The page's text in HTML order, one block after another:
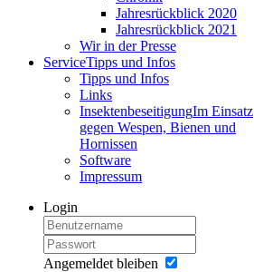
Jahresrückblick 2020
Jahresrückblick 2021
Wir in der Presse
ServiceTipps und Infos
Tipps und Infos
Links
InsektenbeseitigungIm Einsatz
gegen Wespen, Bienen und
Hornissen
Software
Impressum
Login
Angemeldet bleiben